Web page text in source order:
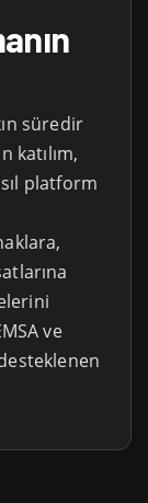
süredir
katılım,
platform
ve